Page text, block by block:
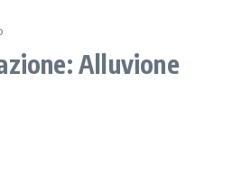
Alluvione